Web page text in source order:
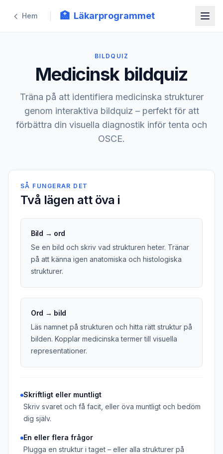
Hem 🏥 Läkarprogrammet
BILDQUIZ
Medicinsk bildquiz
Träna på att identifiera medicinska strukturer
genom interaktiva bildquiz – perfekt för att
förbättra din visuella diagnostik inför tenta och
OSCE.
SÅ FUNGERAR DET
Två lägen att öva i
Bild → ord
Se en bild och skriv vad strukturen heter. Tränar
på att känna igen anatomiska och histologiska
strukturer.
Ord → bild
Läs namnet på strukturen och hitta rätt struktur på
bilden. Kopplar medicinska termer till visuella
representationer.
Skriftligt eller muntligt
Skriv svaret och få facit, eller öva muntligt och bedöm
dig själv.
En eller flera frågor
Plugga en struktur i taget – eller alla strukturer på